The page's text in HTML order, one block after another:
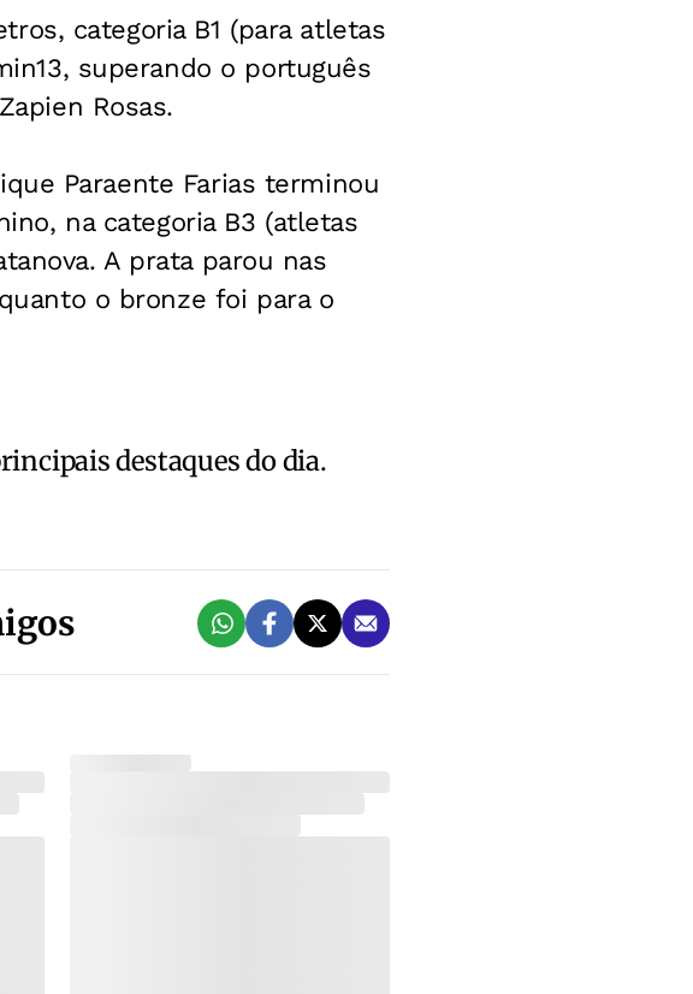
categoria B1 (para atletas
superando o português
Rosas.
Paraente Farias terminou
na categoria B3 (atletas
A prata parou nas
o bronze foi para o
destaques do dia.